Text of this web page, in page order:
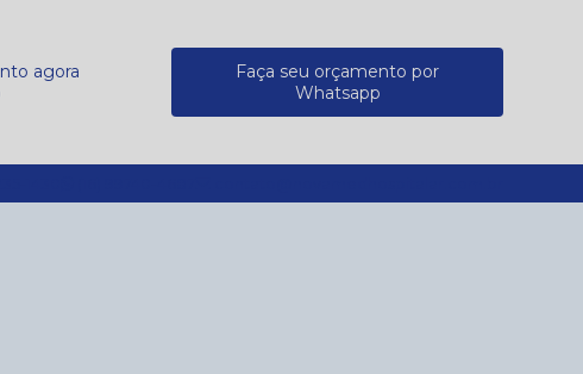
agora
Faça seu orçamento por
Whatsapp